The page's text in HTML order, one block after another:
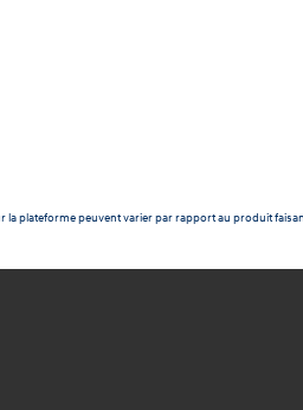
plateforme peuvent varier par rapport au produit